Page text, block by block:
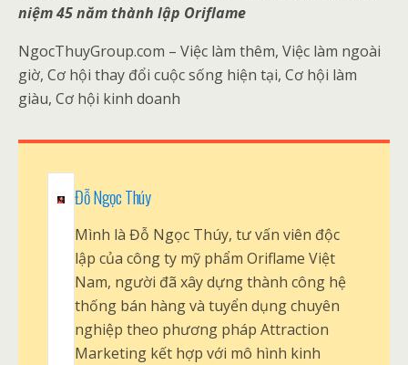
niệm 45 năm thành lập Oriflame
NgocThuyGroup.com – Việc làm thêm, Việc làm ngoài
giờ, Cơ hội thay đổi cuộc sống hiện tại, Cơ hội làm
giàu, Cơ hội kinh doanh
Đỗ Ngọc Thúy
Mình là Đỗ Ngọc Thúy, tư vấn viên độc
lập của công ty mỹ phẩm Oriflame Việt
Nam, người đã xây dựng thành công hệ
thống bán hàng và tuyển dụng chuyên
nghiệp theo phương pháp Attraction
Marketing kết hợp với mô hình kinh